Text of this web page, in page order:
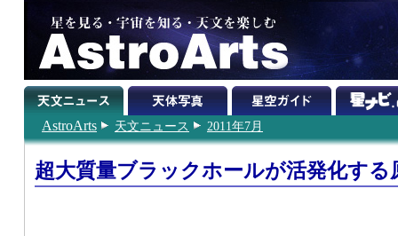
AstroArts 天文ニュース 2011年7月
超大質量ブラックホールが活発化する